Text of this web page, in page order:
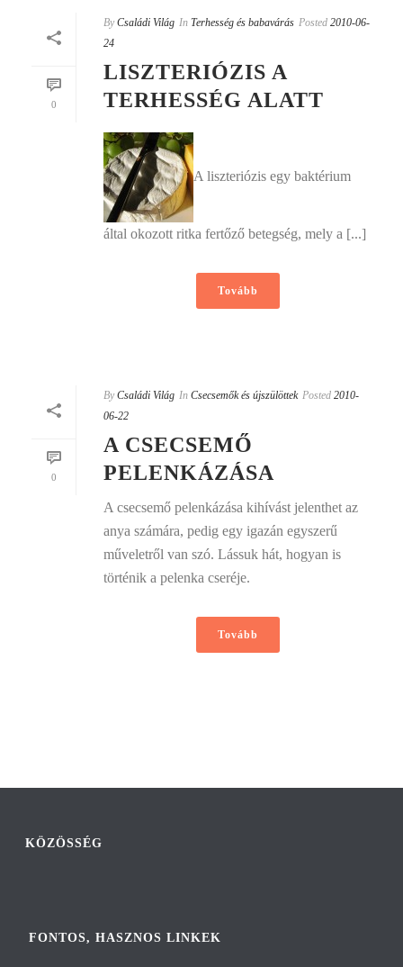
0
By Családi Világ In Terhesség és babavárás Posted 2010-06-
24
LISZTERIÓZIS A
TERHESSÉG ALATT
A liszteriózis egy baktérium
által okozott ritka fertőző betegség, mely a [...]
Tovább
0
By Családi Világ In Csecsemők és újszülöttek Posted 2010-
06-22
A CSECSEMŐ
PELENKÁZÁSA
A csecsemő pelenkázása kihívást jelenthet az
anya számára, pedig egy igazán egyszerű
műveletről van szó. Lássuk hát, hogyan is
történik a pelenka cseréje.
Tovább
KÖZÖSSÉG
FONTOS, HASZNOS LINKEK